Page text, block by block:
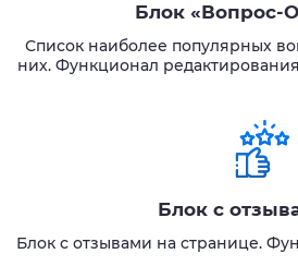
Блок «Вопрос-
Список наиболее популярных
них. Функционал
Блок с
Блок с отзывами на странице.